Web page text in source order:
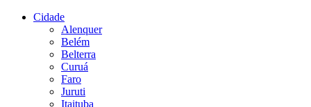
Cidade
Alenquer
Belém
Belterra
Curuá
Faro
Juruti
Itaituba